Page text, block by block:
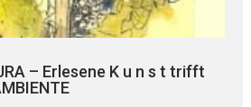
– Erlesene K u n s t trifft